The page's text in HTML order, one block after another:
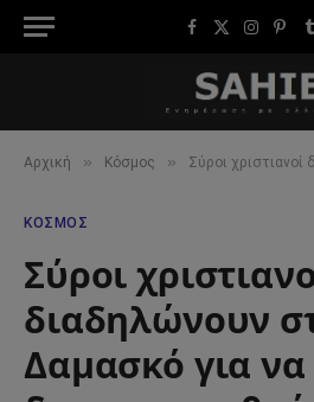
Facebook
X
Αρχική » Κόσμος » Σύροι χριστιανοί διαδηλώνουν στη Δαμασκό για να
ΚΌΣΜΟΣ
Σύροι
διαδηλώνουν
Δαμασκό για να